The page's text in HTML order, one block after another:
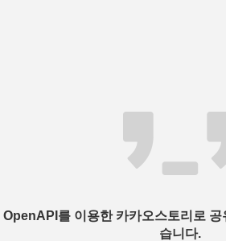
OpenAPI를 이용한 카카오스토리로 공
습니다.